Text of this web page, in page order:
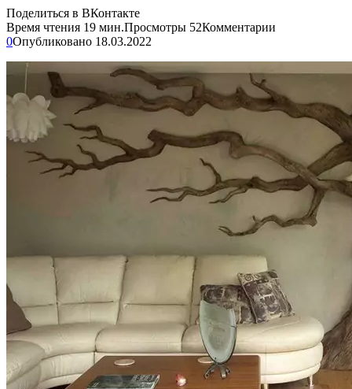
Поделиться в ВКонтакте
Время чтения 19 мин.Просмотры 52Комментарии
0Опубликовано 18.03.2022